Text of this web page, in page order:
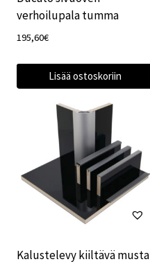
verhoilupala tumma
195,60€
Lisää ostoskoriin
Kalustelevy kiiltävä musta